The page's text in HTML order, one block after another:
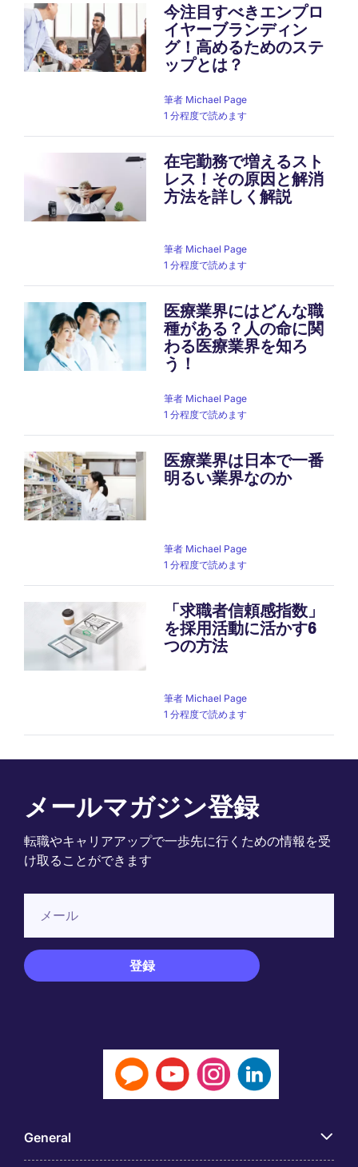
今注目すべきエンプロ
イヤーブランディン
グ！高めるためのステ
ップとは？
筆者 Michael Page
1 分程度で読めます
在宅勤務で増えるスト
レス！その原因と解消
方法を詳しく解説
筆者 Michael Page
1 分程度で読めます
医療業界にはどんな職
種がある？人の命に関
わる医療業界を知ろ
う！
筆者 Michael Page
1 分程度で読めます
医療業界は日本で一番
明るい業界なのか
筆者 Michael Page
1 分程度で読めます
「求職者信頼感指数」
を採用活動に活かす6
つの方法
筆者 Michael Page
1 分程度で読めます
メールマガジン登録
転職やキャリアアップで一歩先に行くための情報を受
け取ることができます
General